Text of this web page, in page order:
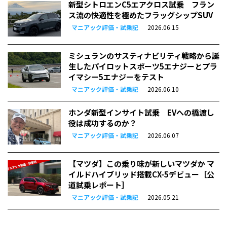
新型シトロエンC5エアクロス試乗 フラン
ス流の快適性を極めたフラッグシップSUV
マニアック評価・試乗記 2026.06.15
ミシュランのサスティナビリティ戦略から誕
生したパイロットスポーツ5エナジーとプラ
イマシー5エナジーをテスト
マニアック評価・試乗記 2026.06.10
ホンダ新型インサイト試乗 EVへの橋渡し
役は成功するのか？
マニアック評価・試乗記 2026.06.07
【マツダ】この乗り味が新しいマツダか マ
イルドハイブリッド搭載CX-5デビュー［公
道試乗レポート］
マニアック評価・試乗記 2026.05.21